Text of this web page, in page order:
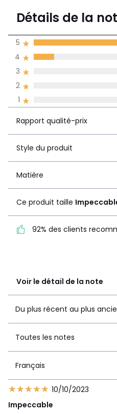
de
1
3
Voir le détail de la note
Détails de la
1
2
3
4
5
Rapport qualité-prix
Style du produit
Matière
Ce produit taille
92% des clients
Du plus récent au plus
Toutes les notes
Français
10/10/2023
Impeccable